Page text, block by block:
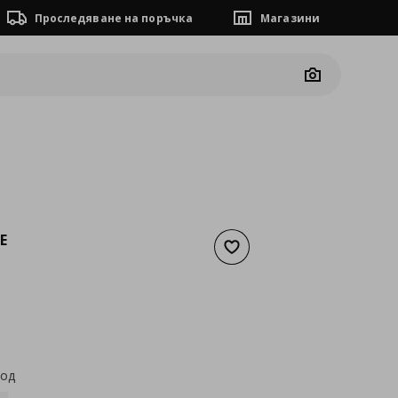
Проследяване на поръчка Магазини
Camera
Добави към списъка с